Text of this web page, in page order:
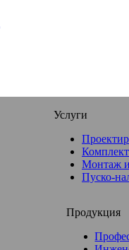
Услуги
Монтаж
Пуско-
Продукция